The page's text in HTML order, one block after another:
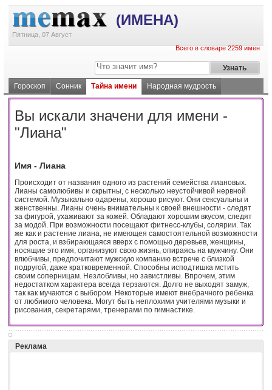
(ИМЕНА)
Пятница, 07 Август
Всего в словаре 2259 имен
Гороскоп Сонник Тайна имени Народная мудрость
Вы искали значени для имени -
"Лиана"
Имя - Лиана
Происходит от названия одного из растений семейства лиановых.
Лианы самолюбивы и скрытны, с несколько неустойчивой нервной
системой. Музыкально одарены, хорошо рисуют. Они сексуальны и
женственны. Лианы очень внимательны к своей внешности - следят
за фигурой, ухаживают за кожей. Обладают хорошим вкусом, следят
за модой. При возможности посещают фитнесс-клубы, солярии. Так
же как и растение лиана, не имеющея самостоятельной возможности
для роста, и взбирающаяся вверх с помощью деревьев, женщины,
носящие это имя, организуют свою жизнь, опираясь на мужчину. Они
влюбчивы, предпочитают мужскую компанию встрече с близкой
подругой, даже кратковременной. Способны исподтишка мстить
своим соперницам. Незлобливы, но завистливы. Впрочем, этим
недостатком характера всегда терзаются. Долго не выходят замуж,
так как мучаются с выбором. Некоторые имеют внебрачного ребенка
от любимого человека. Могут быть неплохими учителями музыки и
рисования, секретарями, тренерами по гимнастике.
Реклама